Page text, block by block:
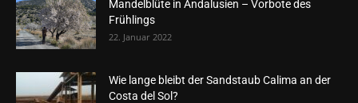
Mandelblüte in Andalusien – Vorbote des
Frühlings
22. Januar 2022
Wie lange bleibt der Sandstaub Calima an der
Costa del Sol?